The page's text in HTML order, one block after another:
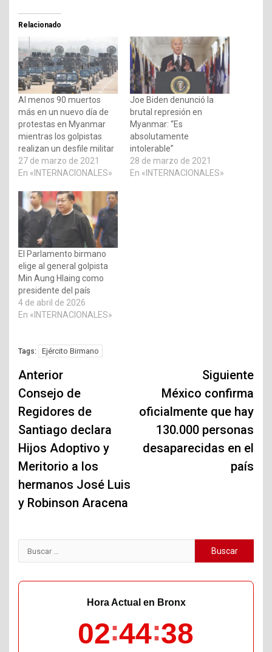
Relacionado
Al menos 90 muertos
más en un nuevo día de
protestas en Myanmar
mientras los golpistas
realizan un desfile militar
27 de marzo de 2021
En «INTERNACIONALES»
Joe Biden denunció la
brutal represión en
Myanmar: “Es
absolutamente
intolerable”
28 de marzo de 2021
En «INTERNACIONALES»
El Parlamento birmano
elige al general golpista
Min Aung Hlaing como
presidente del país
4 de abril de 2026
En «INTERNACIONALES»
Tags: Ejército Birmano
Navegación
de
entradas
Anterior
Consejo de
Regidores de
Santiago declara
Hijos Adoptivo y
Meritorio a los
hermanos José Luis
y Robinson Aracena
Siguiente
México confirma
oficialmente que hay
130.000 personas
desaparecidas en el
país
Buscar:
Hora Actual en Bronx
02 44 39